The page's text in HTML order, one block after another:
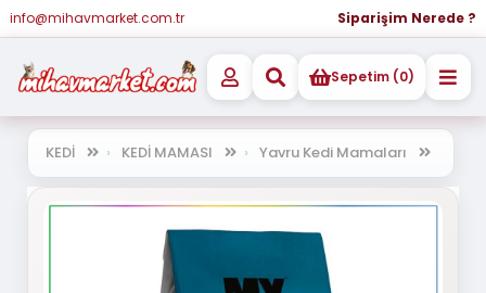
info@mihavmarket.com.tr Siparişim Nerede ?
Sepetim (0)
KEDİ KEDİ MAMASI Yavru Kedi Mamaları